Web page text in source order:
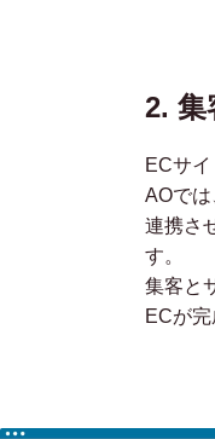
2. 集
ECサ
AOで
連携さ
す。
集客と
ECが完